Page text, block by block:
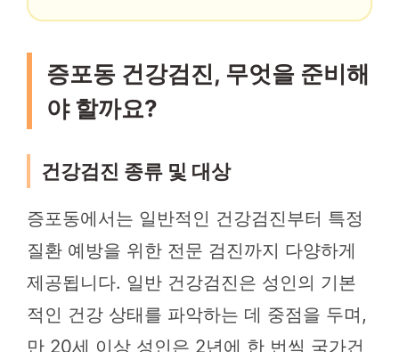
증포동 건강검진, 무엇을 준비해
야 할까요?
건강검진 종류 및 대상
증포동에서는 일반적인 건강검진부터 특정
질환 예방을 위한 전문 검진까지 다양하게
제공됩니다. 일반 건강검진은 성인의 기본
적인 건강 상태를 파악하는 데 중점을 두며,
만 20세 이상 성인은 2년에 한 번씩 국가건